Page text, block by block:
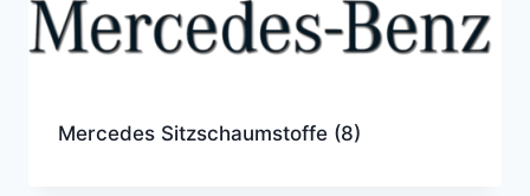
Mercedes Sitzschaumstoffe (8)